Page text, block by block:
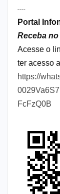
----
Portal
Receba
Acesse o
ter acesso
https://
FcFzQ0B